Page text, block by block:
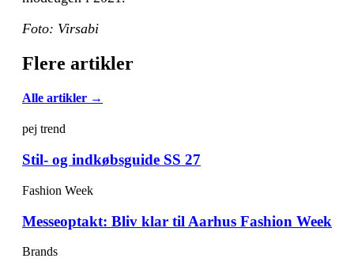
Foto: Virsabi
Flere artikler
Alle artikler →
pej trend
Stil- og indkøbsguide SS 27
Fashion Week
Messeoptakt: Bliv klar til Aarhus Fashion Week
Brands